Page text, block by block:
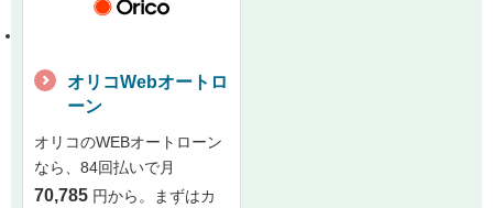
オリコWebオートロ
ーン
オリコのWEBオートローン
なら、84回払いで月
70,785 円から。まずはカ